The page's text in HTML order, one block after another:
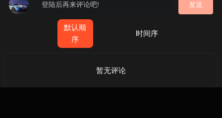
发送
默认顺
序
时间序
暂无评论